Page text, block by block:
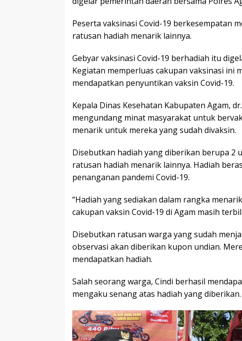
Peserta vaksinasi Covid-19 berkesempatan
ratusan hadiah menarik lainnya.
Gebyar vaksinasi Covid-19 berhadiah itu
Kegiatan memperluas cakupan vaksinasi ini
mendapatkan penyuntikan vaksin Covid-19.
Kepala Dinas Kesehatan Kabupaten Agam,
mengundang minat masyarakat untuk
menarik untuk mereka yang sudah divaksin.
Disebutkan hadiah yang diberikan berupa 2
ratusan hadiah menarik lainnya. Hadiah
penanganan pandemi Covid-19.
“Hadiah yang sediakan dalam rangka
cakupan vaksin Covid-19 di Agam masih
Disebutkan ratusan warga yang sudah
observasi akan diberikan kupon undian.
mendapatkan hadiah.
Salah seorang warga, Cindi berhasil
mengaku senang atas hadiah yang diberikan.